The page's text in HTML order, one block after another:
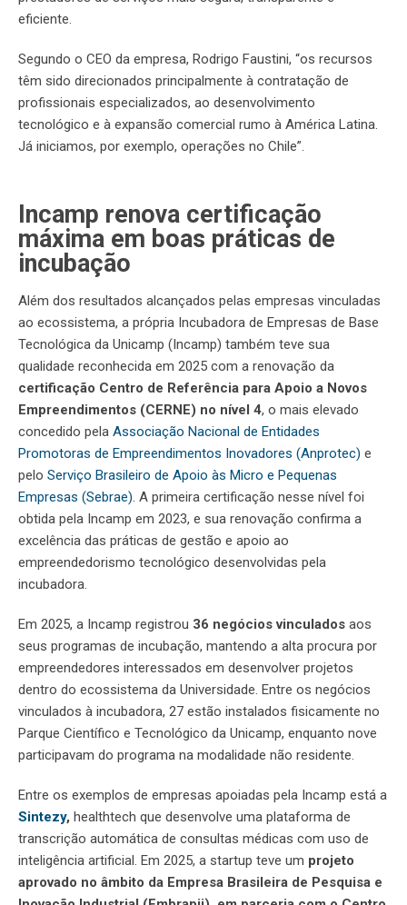
eficiente.
Segundo o CEO da empresa, Rodrigo Faustini, “os recursos
têm sido direcionados principalmente à contratação de
profissionais especializados, ao desenvolvimento
tecnológico e à expansão comercial rumo à América Latina.
Já iniciamos, por exemplo, operações no Chile”.
Incamp renova certificação
máxima em boas práticas de
incubação
Além dos resultados alcançados pelas empresas vinculadas
ao ecossistema, a própria Incubadora de Empresas de Base
Tecnológica da Unicamp (Incamp) também teve sua
qualidade reconhecida em 2025 com a renovação da
certificação Centro de Referência para Apoio a Novos
Empreendimentos (CERNE) no nível 4, o mais elevado
concedido pela Associação Nacional de Entidades
Promotoras de Empreendimentos Inovadores (Anprotec) e
pelo Serviço Brasileiro de Apoio às Micro e Pequenas
Empresas (Sebrae). A primeira certificação nesse nível foi
obtida pela Incamp em 2023, e sua renovação confirma a
excelência das práticas de gestão e apoio ao
empreendedorismo tecnológico desenvolvidas pela
incubadora.
Em 2025, a Incamp registrou 36 negócios vinculados aos
seus programas de incubação, mantendo a alta procura por
empreendedores interessados em desenvolver projetos
dentro do ecossistema da Universidade. Entre os negócios
vinculados à incubadora, 27 estão instalados fisicamente no
Parque Científico e Tecnológico da Unicamp, enquanto nove
participavam do programa na modalidade não residente.
Entre os exemplos de empresas apoiadas pela Incamp está a
Sintezy, healthtech que desenvolve uma plataforma de
transcrição automática de consultas médicas com uso de
inteligência artificial. Em 2025, a startup teve um projeto
aprovado no âmbito da Empresa Brasileira de Pesquisa e